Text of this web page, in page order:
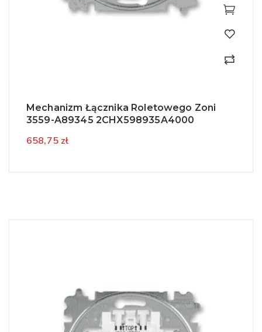
Mechanizm Łącznika Roletowego Zoni
3559-A89345 2CHX598935A4000
658,75 zł